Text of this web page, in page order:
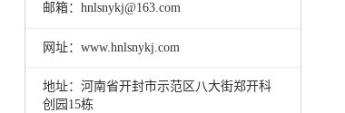
邮箱：hnlsnykj@163.com
网址：www.hnlsnykj.com
地址：河南省开封市示范区八大街郑开科
创园15栋